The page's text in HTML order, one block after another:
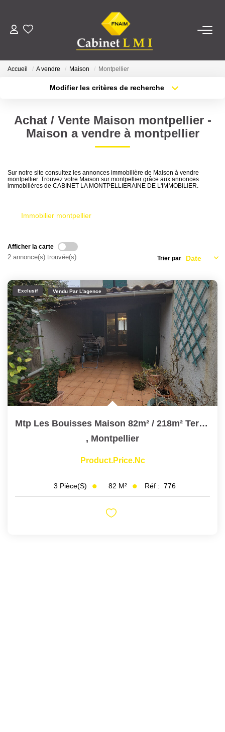
ACHETER
NOTRE AGENCE
Nos Témoignages
CONTACT
EN
Accueil A vendre Maison Montpellier
Modifier les critères de recherche
Sélectionnez...
Type de bien
Surface min
Créer une alerte
Achat / Vente Maison montpellier -
Maison a vendre à montpellier
Sur notre site consultez les annonces immobilière de Maison à vendre
montpellier. Trouvez votre Maison sur montpellier grâce aux annonces
immobilières de CABINET LA MONTPELLIERAINE DE L'IMMOBILIER.
Immobilier montpellier
Afficher la carte
2 annonce(s) trouvée(s) Trier par
Exclusif Vendu Par L'agence
Mtp Les Bouisses Maison 82m² / 218m² Terrain
, Montpellier
Product.price.nc
3 Pièce(s) 82 M² Réf : 776